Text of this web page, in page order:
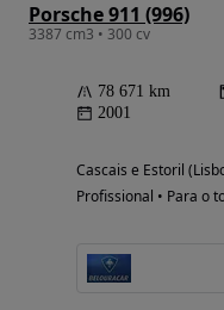
Porsche 911 (996)
3387 cm3 • 300 cv
78 671 km
2001
Cascais e Estoril
Profissional • Para o